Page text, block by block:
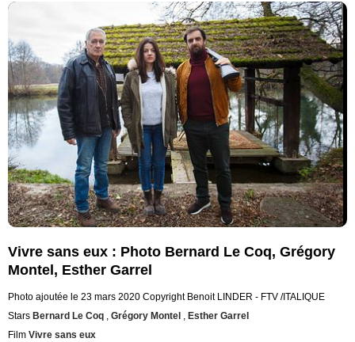
Vivre sans eux : Photo Bernard Le Coq, Grégory
Montel, Esther Garrel
Photo ajoutée le 23 mars 2020 Copyright Benoit LINDER - FTV /ITALIQUE
Stars Bernard Le Coq , Grégory Montel , Esther Garrel
Film Vivre sans eux